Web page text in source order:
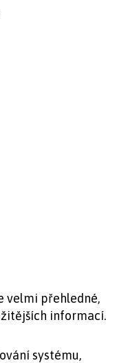
velmi přehledné,
informací.
systému,